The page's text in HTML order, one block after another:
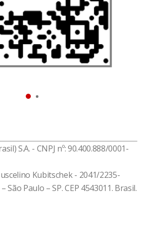
melhor sua vida financeira e tome
relacionadas a crédito,
CPF, gastos, recebimentos, limites e
o que você precisa!
S.A. - CNPJ nº: 90.400.888/0001-
Kubitschek - 2041/2235-
São Paulo – SP. CEP 4543011. Brasil.